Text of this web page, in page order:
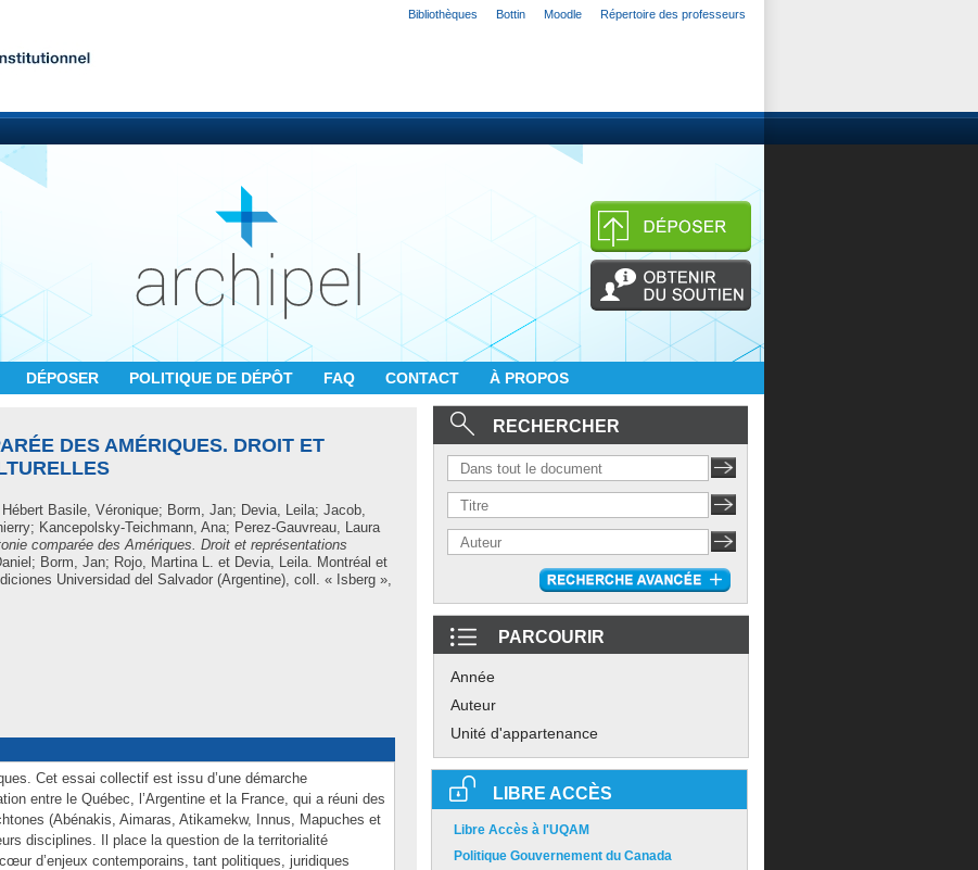
Bibliothèques Bottin Moodle Répertoire des professeurs
DÉPOSER POLITIQUE DE DÉPÔT FAQ CONTACT À PROPOS
DES AMÉRIQUES. DROIT ET
Hébert Basile, Véronique; Borm, Jan; Devia, Leila; Jacob,
; Kancepolsky-Teichmann, Ana; Perez-Gauvreau, Laura
comparée des Amériques. Droit et représentations
; Borm, Jan; Rojo, Martina L. et Devia, Leila. Montréal et
Universidad del Salvador (Argentine), coll. « Isberg »,
Cet essai collectif est issu d’une démarche
entre le Québec, l’Argentine et la France, qui a réuni des
(Abénakis, Aimaras, Atikamekw, Innus, Mapuches et
disciplines. Il place la question de la territorialité
d’enjeux contemporains, tant politiques, juridiques
RECHERCHER
PARCOURIR
Année
Auteur
Unité d'appartenance
LIBRE ACCÈS
Libre Accès à l'UQAM
Politique Gouvernement du Canada